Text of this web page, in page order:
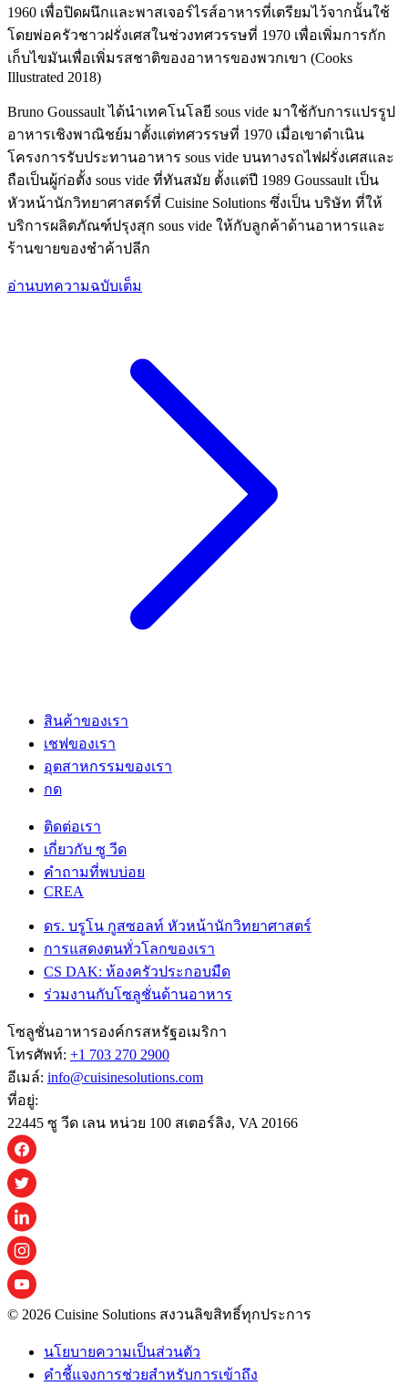
1960 เพื่อปิดผนึกและพาสเจอร์ไรส์อาหารที่เตรียมไว้จากนั้นใช้
โดยพ่อครัวชาวฝรั่งเศสในช่วงทศวรรษที่ 1970 เพื่อเพิ่มการกัก
เก็บไขมันเพื่อเพิ่มรสชาติของอาหารของพวกเขา (Cooks
Illustrated 2018)
Bruno Goussault ได้นําเทคโนโลยี sous vide มาใช้กับการแปรรูป
อาหารเชิงพาณิชย์มาตั้งแต่ทศวรรษที่ 1970 เมื่อเขาดําเนิน
โครงการรับประทานอาหาร sous vide บนทางรถไฟฝรั่งเศสและ
ถือเป็นผู้ก่อตั้ง sous vide ที่ทันสมัย ตั้งแต่ปี 1989 Goussault เป็น
หัวหน้านักวิทยาศาสตร์ที่ Cuisine Solutions ซึ่งเป็น บริษัท ที่ให้
บริการผลิตภัณฑ์ปรุงสุก sous vide ให้กับลูกค้าด้านอาหารและ
ร้านขายของชําค้าปลีก
อ่านบทความฉบับเต็ม
สินค้าของเรา
เชฟของเรา
อุตสาหกรรมของเรา
กด
ติดต่อเรา
เกี่ยวกับ ซู วีด
คําถามที่พบบ่อย
CREA
ดร. บรูโน กูสซอลท์ หัวหน้านักวิทยาศาสตร์
การแสดงตนทั่วโลกของเรา
CS DAK: ห้องครัวประกอบมืด
ร่วมงานกับโซลูชั่นด้านอาหาร
โซลูชั่นอาหารองค์กรสหรัฐอเมริกา
โทรศัพท์: +1 703 270 2900
อีเมล์: info@cuisinesolutions.com
ที่อยู่:
22445 ซู วีด เลน หน่วย 100 สเตอร์ลิง, VA 20166
© 2026 Cuisine Solutions สงวนลิขสิทธิ์ทุกประการ
นโยบายความเป็นส่วนตัว
คําชี้แจงการช่วยสําหรับการเข้าถึง